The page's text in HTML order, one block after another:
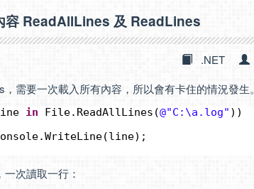
容 ReadAllLines 及 ReadLines
.NET
需要一次載入所有內容，所以會有卡住的情況發生。
in File.ReadAllLines(@"C:\a.log" ))
次讀取一行：